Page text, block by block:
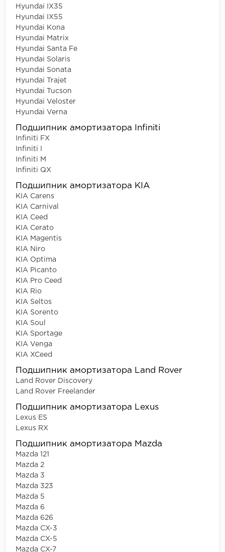
Hyundai IX35
Hyundai IX55
Hyundai Kona
Hyundai Matrix
Hyundai Santa Fe
Hyundai Solaris
Hyundai Sonata
Hyundai Trajet
Hyundai Tucson
Hyundai Veloster
Hyundai Verna
Подшипник амортизатора Infiniti
Infiniti FX
Infiniti I
Infiniti M
Infiniti QX
Подшипник амортизатора KIA
KIA Carens
KIA Carnival
KIA Ceed
KIA Cerato
KIA Magentis
KIA Niro
KIA Optima
KIA Picanto
KIA Pro Ceed
KIA Rio
KIA Seltos
KIA Sorento
KIA Soul
KIA Sportage
KIA Venga
KIA XCeed
Подшипник амортизатора Land Rover
Land Rover Discovery
Land Rover Freelander
Подшипник амортизатора Lexus
Lexus ES
Lexus RX
Подшипник амортизатора Mazda
Mazda 121
Mazda 2
Mazda 3
Mazda 323
Mazda 5
Mazda 6
Mazda 626
Mazda CX-3
Mazda CX-5
Mazda CX-7